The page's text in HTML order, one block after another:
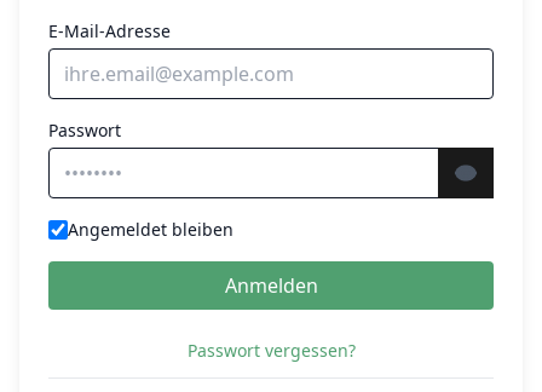
E-Mail-Adresse
Passwort
Angemeldet bleiben
Anmelden
Passwort vergessen?